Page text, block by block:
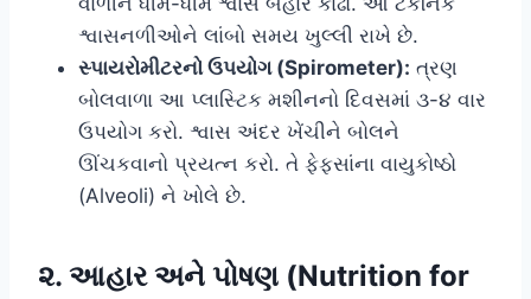
શ્વાસનળીઓને લાંબો સમય ખુલ્લી રાખે છે.
સ્પાયરોમીટરનો ઉપયોગ (Spirometer): ત્રણ
બોલવાળા આ પ્લાસ્ટિક મશીનનો દિવસમાં ૩-૪ વાર
ઉપયોગ કરો. શ્વાસ અંદર ખેંચીને બોલને
ઊંચકવાનો પ્રયત્ન કરો. તે ફેફસાંના વાયુકોષ્ઠો
(Alveoli) ને ખોલે છે.
૨. આહાર અને પોષણ (Nutrition for